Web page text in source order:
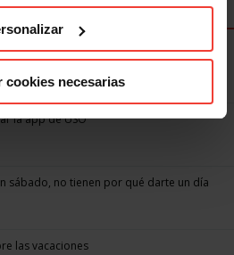
cookies necesarias
para acceder a la jubilación
la app de USO
sábado, no tienen por qué darte un día
las vacaciones